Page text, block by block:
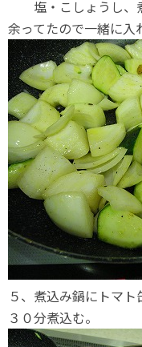
塩・こしょうし、
余ってたので一緒に入
５、煮込み鍋にトマ
３０分煮込む。